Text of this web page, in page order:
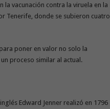
la vacunación contra la viruela en la
Tenerife, donde se subieron cuatro
poner en valor no solo la
proceso similar al actual.
Edward Jenner realizó en 1796